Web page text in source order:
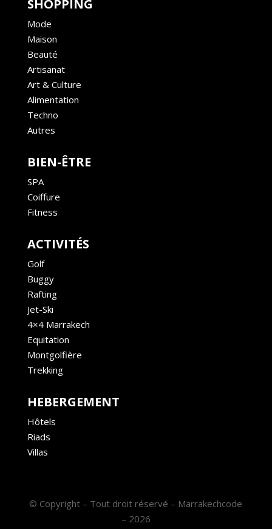
SHOPPING
Mode
Maison
Beauté
Artisanat
Art & Culture
Alimentation
Techno
Autres
BIEN-ÊTRE
SPA
Coiffure
Fitness
ACTIVITÉS
Golf
Buggy
Rafting
Jet-Ski
4×4 Marrakech
Equitation
Montgolfière
Trekking
HEBERGEMENT
Hôtels
Riads
Villas
© Copyright – Tout droit réservé – Marrakechcode
– 2026